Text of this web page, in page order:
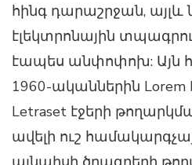
հինգ դարաշրջան, այլև
էլեկտրոնային
էապես անփոփոխ: Այն
1960-ականներին
Letraset էջերի
ավելի ուշ